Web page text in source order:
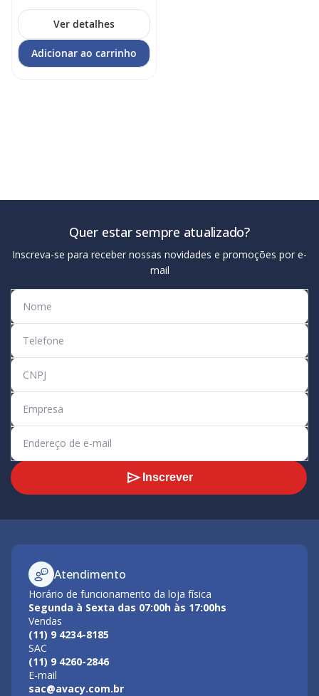
Ver detalhes
Adicionar ao carrinho
Quer estar sempre atualizado?
Inscreva-se para receber nossas novidades e promoções por e-
mail
Inscrever
Atendimento
Horário de funcionamento da loja física
Segunda à Sexta das 07:00h às 17:00hs
Vendas
(11) 9 4234-8185
SAC
(11) 9 4260-2846
E-mail
sac@avacy.com.br